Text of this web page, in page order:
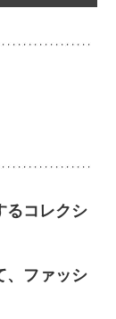
るコレクシ
、ファッシ